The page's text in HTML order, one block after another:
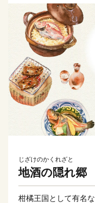
じざけのかくれざと
地酒の隠れ郷
柑橘王国として有名